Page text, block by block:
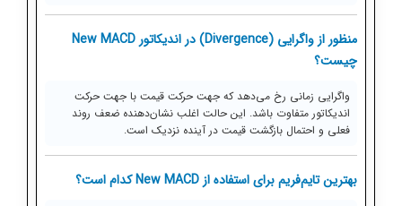
منظور از واگرایی (Divergence) در اندیکاتور New MACD
چیست؟
واگرایی زمانی رخ می‌دهد که جهت حرکت قیمت با جهت حرکت
اندیکاتور متفاوت باشد. این حالت اغلب نشان‌دهنده ضعف روند
فعلی و احتمال بازگشت قیمت در آینده نزدیک است.
بهترین تایم‌فریم برای استفاده از New MACD کدام است؟